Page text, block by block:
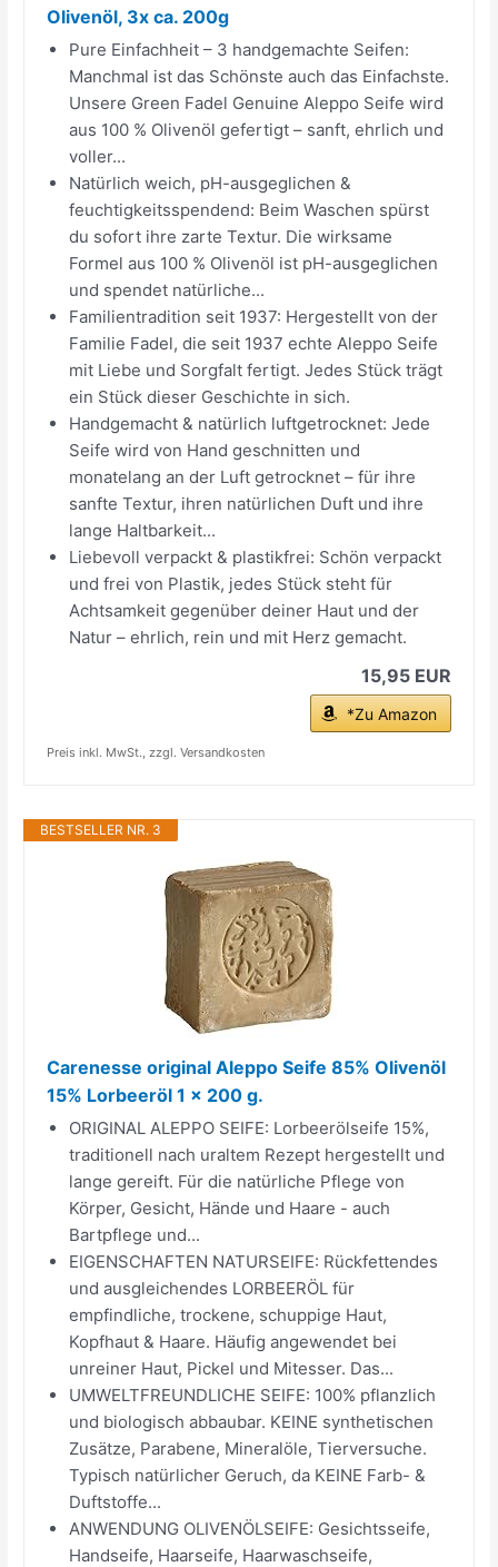
Olivenöl, 3x ca. 200g
Pure Einfachheit – 3 handgemachte Seifen:
Manchmal ist das Schönste auch das Einfachste.
Unsere Green Fadel Genuine Aleppo Seife wird
aus 100 % Olivenöl gefertigt – sanft, ehrlich und
voller...
Natürlich weich, pH-ausgeglichen &
feuchtigkeitsspendend: Beim Waschen spürst
du sofort ihre zarte Textur. Die wirksame
Formel aus 100 % Olivenöl ist pH-ausgeglichen
und spendet natürliche...
Familientradition seit 1937: Hergestellt von der
Familie Fadel, die seit 1937 echte Aleppo Seife
mit Liebe und Sorgfalt fertigt. Jedes Stück trägt
ein Stück dieser Geschichte in sich.
Handgemacht & natürlich luftgetrocknet: Jede
Seife wird von Hand geschnitten und
monatelang an der Luft getrocknet – für ihre
sanfte Textur, ihren natürlichen Duft und ihre
lange Haltbarkeit...
Liebevoll verpackt & plastikfrei: Schön verpackt
und frei von Plastik, jedes Stück steht für
Achtsamkeit gegenüber deiner Haut und der
Natur – ehrlich, rein und mit Herz gemacht.
15,95 EUR
*Zu Amazon
Preis inkl. MwSt., zzgl. Versandkosten
BESTSELLER NR. 3
Carenesse original Aleppo Seife 85% Olivenöl
15% Lorbeeröl 1 x 200 g.
ORIGINAL ALEPPO SEIFE: Lorbeerölseife 15%,
traditionell nach uraltem Rezept hergestellt und
lange gereift. Für die natürliche Pflege von
Körper, Gesicht, Hände und Haare - auch
Bartpflege und...
EIGENSCHAFTEN NATURSEIFE: Rückfettendes
und ausgleichendes LORBEERÖL für
empfindliche, trockene, schuppige Haut,
Kopfhaut & Haare. Häufig angewendet bei
unreiner Haut, Pickel und Mitesser. Das...
UMWELTFREUNDLICHE SEIFE: 100% pflanzlich
und biologisch abbaubar. KEINE synthetischen
Zusätze, Parabene, Mineralöle, Tierversuche.
Typisch natürlicher Geruch, da KEINE Farb- &
Duftstoffe...
ANWENDUNG OLIVENÖLSEIFE: Gesichtsseife,
Handseife, Haarseife, Haarwaschseife,